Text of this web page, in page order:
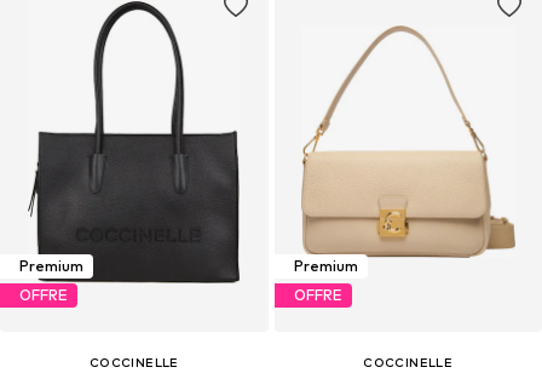
Premium
OFFRE
COCCINELLE
Premium
OFFRE
COCCINELLE